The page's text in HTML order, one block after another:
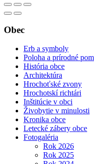
Obec
Erb a symboly
Poloha a prírodné
História obce
Architektúra
Hrochoťské zvony
Hrochotskí richtári
Inštitúcie v obci
Živobytie v minulosti
Kronika obce
Letecké zábery obce
Fotogaléria
Rok 2026
Rok 2025